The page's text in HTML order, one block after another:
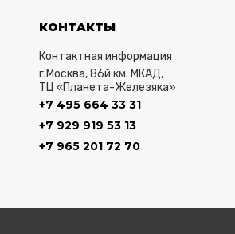
КОНТАКТЫ
Контактная информация
г.Москва, 86й км. МКАД,
ТЦ «Планета-Железяка»
+7 495 664 33 31
+7 929 919 53 13
+7 965 201 72 70